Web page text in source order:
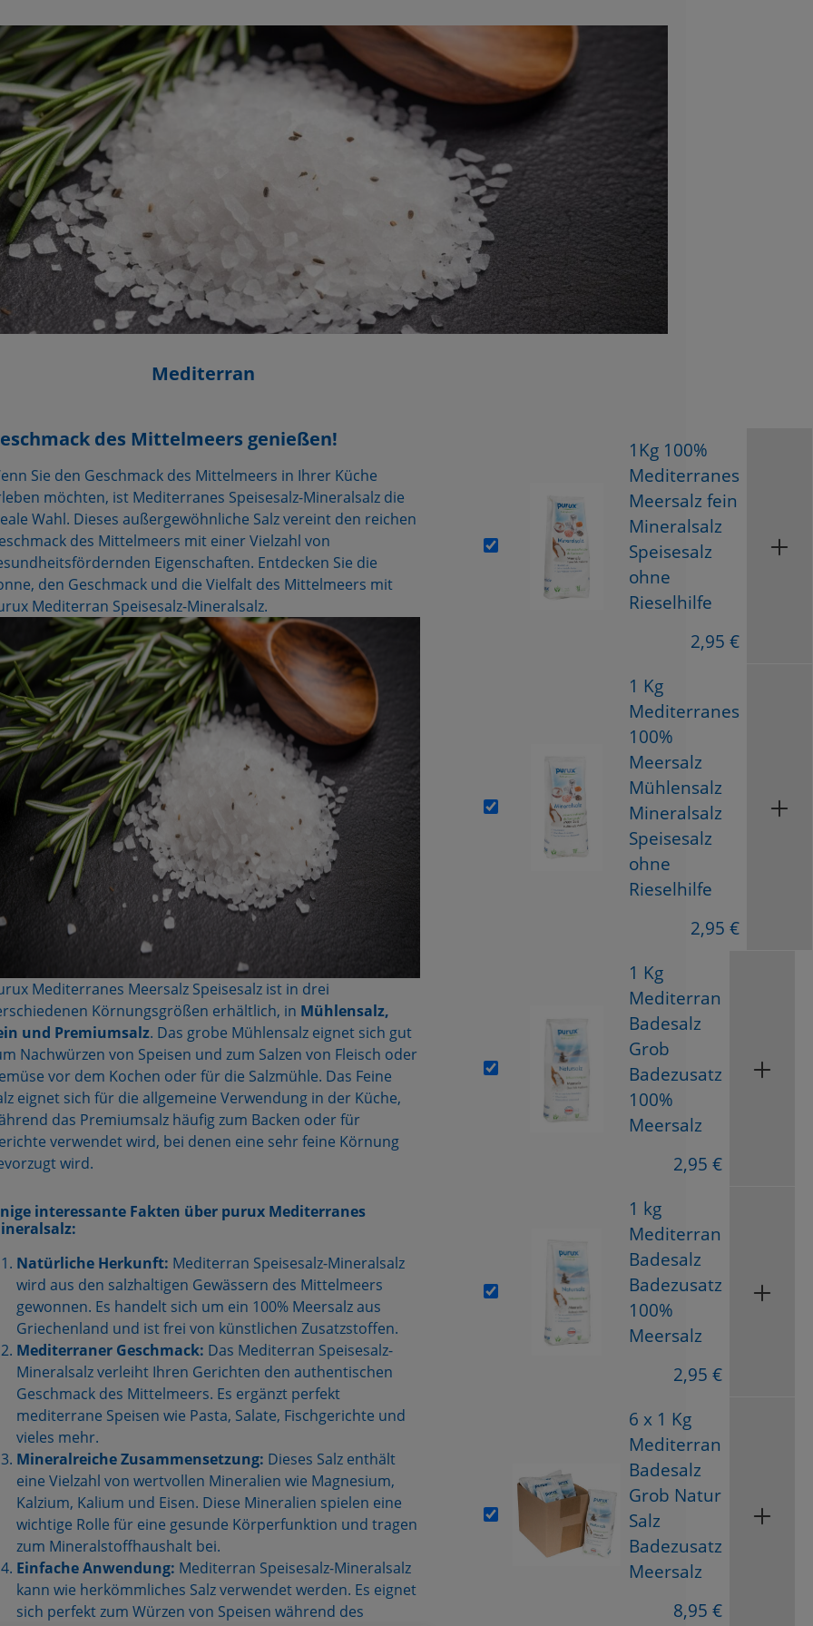
Mediterran
des Mittelmeers genießen!
Sie den Geschmack des Mittelmeers in Ihrer Küche
möchten, ist Mediterranes Speisesalz-Mineralsalz die
Wahl. Dieses außergewöhnliche Salz vereint den reichen
des Mittelmeers mit einer Vielzahl von
Eigenschaften. Entdecken Sie die
den Geschmack und die Vielfalt des Mittelmeers mit
Mediterran Speisesalz-Mineralsalz.
Mediterranes Meersalz Speisesalz ist in drei
Körnungsgrößen erhältlich, in Mühlensalz,
und Premiumsalz. Das grobe Mühlensalz eignet sich gut
Nachwürzen von Speisen und zum Salzen von Fleisch oder
vor dem Kochen oder für die Salzmühle. Das Feine
eignet sich für die allgemeine Verwendung in der Küche,
das Premiumsalz häufig zum Backen oder für
verwendet wird, bei denen eine sehr feine Körnung
wird.
interessante Fakten über purux Mediterranes
Natürliche Herkunft: Mediterran Speisesalz-Mineralsalz
wird aus den salzhaltigen Gewässern des Mittelmeers
gewonnen. Es handelt sich um ein 100% Meersalz aus
Griechenland und ist frei von künstlichen Zusatzstoffen.
Mediterraner Geschmack: Das Mediterran Speisesalz-
Mineralsalz verleiht Ihren Gerichten den authentischen
Geschmack des Mittelmeers. Es ergänzt perfekt
mediterrane Speisen wie Pasta, Salate, Fischgerichte und
vieles mehr.
Mineralreiche Zusammensetzung: Dieses Salz enthält
eine Vielzahl von wertvollen Mineralien wie Magnesium,
Kalzium, Kalium und Eisen. Diese Mineralien spielen eine
wichtige Rolle für eine gesunde Körperfunktion und tragen
zum Mineralstoffhaushalt bei.
Einfache Anwendung: Mediterran Speisesalz-Mineralsalz
kann wie herkömmliches Salz verwendet werden. Es eignet
sich perfekt zum Würzen von Speisen während des
1Kg 100%
Mediterranes
Meersalz fein
Mineralsalz
Speisesalz
ohne
Rieselhilfe
2,95 €
1 Kg
Mediterranes
100%
Meersalz
Mühlensalz
Mineralsalz
Speisesalz
ohne
Rieselhilfe
2,95 €
1 Kg
Mediterran
Badesalz
Grob
Badezusatz
100%
Meersalz
2,95 €
1 kg
Mediterran
Badesalz
Badezusatz
100%
Meersalz
2,95 €
6 x 1 Kg
Mediterran
Badesalz
Grob Natur
Salz
Badezusatz
Meersalz
8,95 €